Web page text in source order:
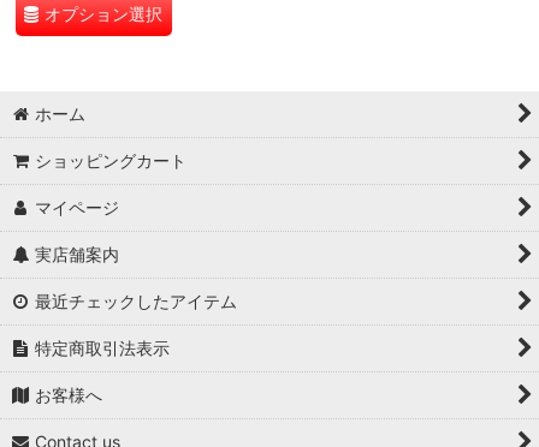
オプション選択
ホーム
ショッピングカート
マイページ
実店舗案内
最近チェックしたアイテム
特定商取引法表示
お客様へ
Contact us